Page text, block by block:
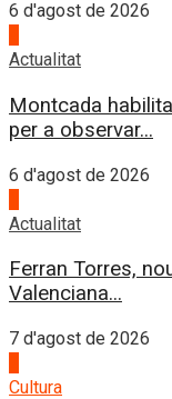
6 d'agost de 2026
Actualitat
Montcada
per a observar...
6 d'agost de 2026
Actualitat
Ferran Torres,
Valenciana...
7 d'agost de 2026
Cultura